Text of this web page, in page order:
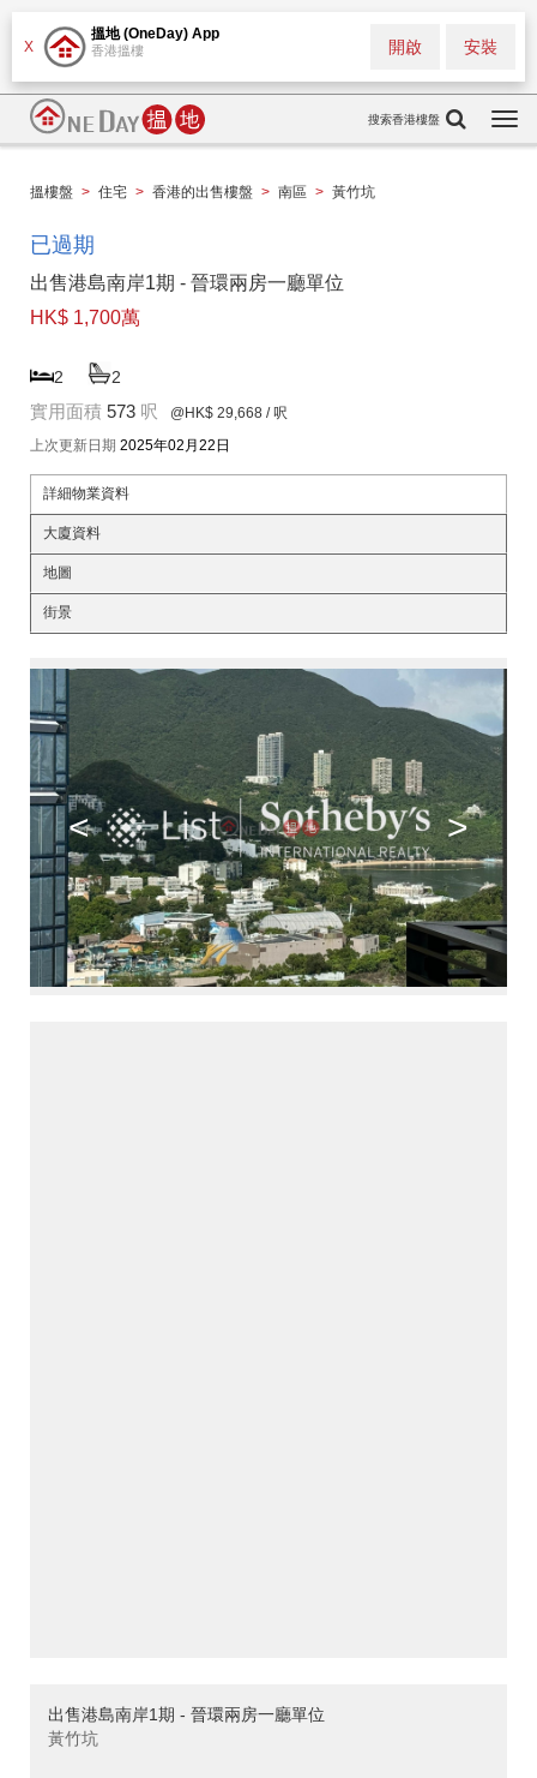
X
搵地 (OneDay) App
香港搵樓 安裝
開啟
搜索香港樓盤
搵樓盤 > 住宅 > 香港的出售樓盤 > 南區 > 黃竹坑
已過期
出售港島南岸1期 - 晉環兩房一廳單位
HK$ 1,700萬
2 2
實用面積 573 呎 @HK$ 29,668 / 呎
上次更新日期 2025年02月22日
詳細物業資料
大廈資料
地圖
街景
< >
出售港島南岸1期 - 晉環兩房一廳單位
黃竹坑